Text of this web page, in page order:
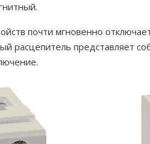
почти мгновенно
расцепитель представляет